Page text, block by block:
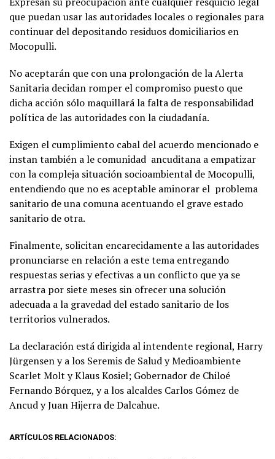
que puedan usar las autoridades locales o regionales para
continuar del depositando residuos domiciliarios en
Mocopulli.
No aceptarán que con una prolongación de la Alerta
Sanitaria decidan romper el compromiso puesto que
dicha acción sólo maquillará la falta de responsabilidad
política de las autoridades con la ciudadanía.
Exigen el cumplimiento cabal del acuerdo mencionado e
instan también a le comunidad ancuditana a empatizar
con la compleja situación socioambiental de Mocopulli,
entendiendo que no es aceptable aminorar el problema
sanitario de una comuna acentuando el grave estado
sanitario de otra.
Finalmente, solicitan encarecidamente a las autoridades
pronunciarse en relación a este tema entregando
respuestas serias y efectivas a un conflicto que ya se
arrastra por siete meses sin ofrecer una solución
adecuada a la gravedad del estado sanitario de los
territorios vulnerados.
La declaración está dirigida al intendente regional, Harry
Jürgensen y a los Seremis de Salud y Medioambiente
Scarlet Molt y Klaus Kosiel; Gobernador de Chiloé
Fernando Bórquez, y a los alcaldes Carlos Gómez de
Ancud y Juan Hijerra de Dalcahue.
ARTÍCULOS RELACIONADOS: